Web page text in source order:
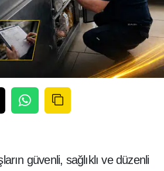
güvenli, sağlıklı ve düzenli